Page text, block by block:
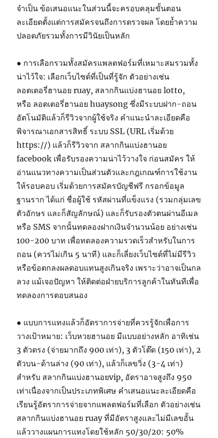
จำเป็น ข้อเสนอแนะในส่วนนี้จะครอบคลุมขั้นตอน
ละเอียดตั้งแต่การสมัครจนถึงการตรวจผล โดยย้ำความ
ปลอดภัยรวมทั้งการมีวินัยเป็นหลัก
● การเลือกรวมทั้งสมัครแพลตฟอร์มที่เหมาะสมรวมทั้ง
น่าไว้ใจ: เลือกเว็บไซต์ที่เป็นที่รู้จัก ตัวอย่างเช่น
ลอตเตอรี่ฮานอย ruay, สลากกินแบ่งฮานอย lotto,
หรือ ลอตเตอรี่ฮานอย huaysong ซึ่งมีระบบฝาก-ถอน
อัตโนมัติแล้วก็รีวิวจากผู้ใช้จริง คำแนะนำละเอียดคือ
พิจารณาเอกสารสิทธิ์ ระบบ SSL (URL เริ่มด้วย
https://) แล้วก็รีวิวจาก สลากกินแบ่งฮานอย
facebook เพื่อรับรองความน่าไว้วางใจ ก่อนสมัคร ให้
อ่านแนวทางความเป็นส่วนตัวและกฎเกณฑ์การใช้งาน
ให้รอบคอบ เริ่มด้วยการสมัครบัญชีฟรี กรอกข้อมูล
ฐานราก ได้แก่ ชื่อผู้ใช้ รหัสผ่านที่แข็งแรง (รวมกลุ่มเลข
ตัวอักษร และก็สัญลักษณ์) และก็รับรองตัวตนผ่านอีเมล
หรือ SMS จากนั้นทดลองฝากเงินจำนวนน้อย อย่างเช่น
100-200 บาท เพื่อทดลองความรวดเร็วสำหรับในการ
ถอน (ควรไม่เกิน 5 นาที) และก็เลี่ยงเว็บไซต์ที่ไม่มีรีวิว
หรือข้อตกลงผลตอบแทนสูงเกินจริง เพราะว่าอาจเป็นกล
ลวง แม้เจอปัญหา ให้ติดต่อฝ่ายบริการลูกค้าในทันทีเพื่อ
ทดลองการตอบสนอง
● แบบการแทงแล้วก็อัตราการจ่ายที่ควรรู้จักเพื่อการ
วางเป้าหมาย: เว็บหวยฮานอย มีแบบอย่างหลัก อาทิเช่น
3 ตัวตรง (จ่ายมากถึง 900 เท่า), 3 ตัวโต๊ด (150 เท่า), 2
ตัวบน-ด้านล่าง (90 เท่า), แล้วก็เลขวิ่ง (3-4 เท่า)
สำหรับ สลากกินแบ่งฮานอยvip, อัตราอาจสูงถึง 950
เท่าเนื่องจากเป็นประเภทพิเศษ คำเสนอแนะละเอียดคือ
เรียนรู้อัตราการจ่ายจากแพลตฟอร์มที่เลือก ตัวอย่างเช่น
สลากกินแบ่งฮานอย ruay ที่มีอัตราสูงและไม่มีเลขอั้น
แล้ววางแผนการแทงโดยใช้หลัก 50/30/20: 50%